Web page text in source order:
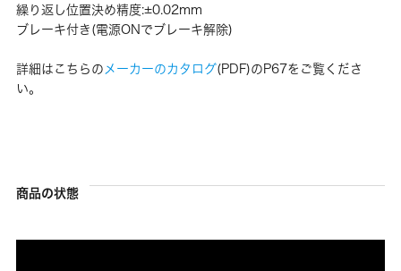
繰り返し位置決め精度:±0.02mm
ブレーキ付き(電源ONでブレーキ解除)
詳細はこちらの メーカーのカタログ(PDF)のP67をご覧くださ
い。
商品の状態